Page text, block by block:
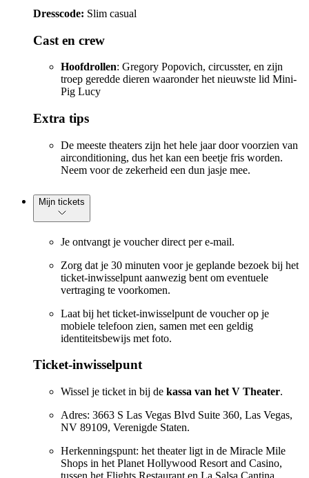
Dresscode: Slim casual
Cast en crew
Hoofdrollen: Gregory Popovich, circusster, en zijn
troep geredde dieren waaronder het nieuwste lid Mini-
Pig Lucy
Extra tips
De meeste theaters zijn het hele jaar door voorzien van
airconditioning, dus het kan een beetje fris worden.
Neem voor de zekerheid een dun jasje mee.
Mijn tickets
Je ontvangt je voucher direct per e-mail.
Zorg dat je 30 minuten voor je geplande bezoek bij het
ticket-inwisselpunt aanwezig bent om eventuele
vertraging te voorkomen.
Laat bij het ticket-inwisselpunt de voucher op je
mobiele telefoon zien, samen met een geldig
identiteitsbewijs met foto.
Ticket-inwisselpunt
Wissel je ticket in bij de kassa van het V Theater.
Adres: 3663 S Las Vegas Blvd Suite 360, Las Vegas,
NV 89109, Verenigde Staten.
Herkenningspunt: het theater ligt in de Miracle Mile
Shops in het Planet Hollywood Resort and Casino,
tussen het Flights Restaurant en La Salsa Cantina.